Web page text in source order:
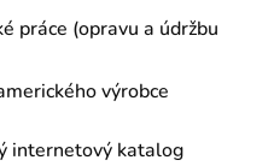
práce (opravu a údržbu
výrobce
internetový katalog